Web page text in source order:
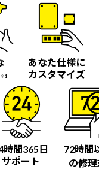
※1
あなた仕様に
カスタマイズ
時間365日
サポート
72時間
の修